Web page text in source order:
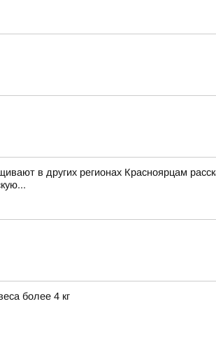
в других регионах Красноярцам
более 4 кг